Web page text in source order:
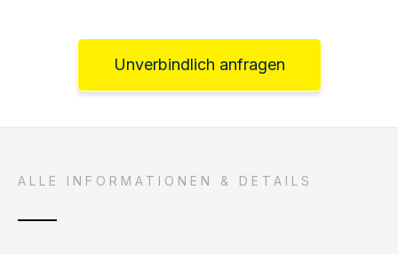
Unverbindlich anfragen
ALLE INFORMATIONEN & DETAILS